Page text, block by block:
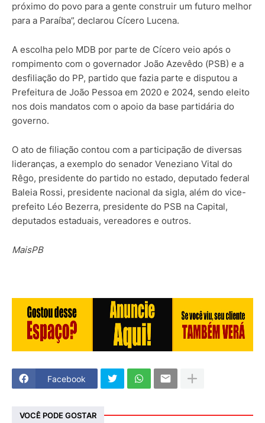
próximo do povo para a gente construir um futuro melhor
para a Paraíba”, declarou Cícero Lucena.
A escolha pelo MDB por parte de Cícero veio após o
rompimento com o governador João Azevêdo (PSB) e a
desfiliação do PP, partido que fazia parte e disputou a
Prefeitura de João Pessoa em 2020 e 2024, sendo eleito
nos dois mandatos com o apoio da base partidária do
governo.
O ato de filiação contou com a participação de diversas
lideranças, a exemplo do senador Veneziano Vital do
Rêgo, presidente do partido no estado, deputado federal
Baleia Rossi, presidente nacional da sigla, além do vice-
prefeito Léo Bezerra, presidente do PSB na Capital,
deputados estaduais, vereadores e outros.
MaisPB
Facebook
VOCÊ PODE GOSTAR